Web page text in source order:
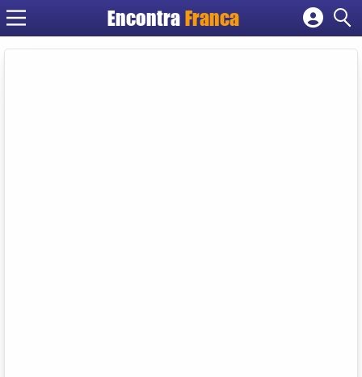
Encontra Franca
Cadastrar empresa